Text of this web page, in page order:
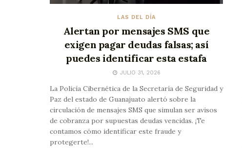
LAS DEL DÍA
Alertan por mensajes SMS que
exigen pagar deudas falsas; así
puedes identificar esta estafa
JULIO 31, 2026
La Policía Cibernética de la Secretaría de Seguridad y
Paz del estado de Guanajuato alertó sobre la
circulación de mensajes SMS que simulan ser avisos
de cobranza por supuestas deudas vencidas. ¡Te
contamos cómo identificar este fraude y
protegerte!...